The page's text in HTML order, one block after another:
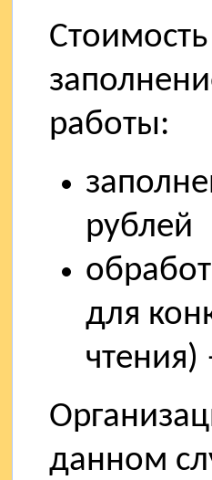
работы:
рублей
для
чтения)
данном